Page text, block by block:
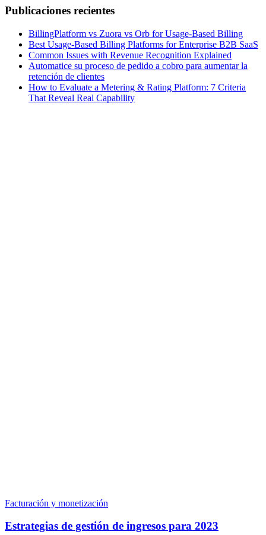
Publicaciones recientes
BillingPlatform vs Zuora vs Orb for Usage-Based Billing
Best Usage-Based Billing Platforms for Enterprise B2B SaaS
Common Issues with Revenue Recognition Explained
Automatice su proceso de pedido a cobro para aumentar la
retención de clientes
How to Evaluate a Metering & Rating Platform: 7 Criteria
That Reveal Real Capability
Facturación y monetización
Estrategias de gestión de ingresos para 2023